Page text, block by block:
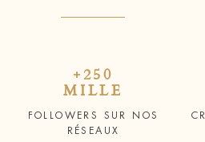
+250
MILLE
FOLLOWERS SUR NOS
RÉSEAUX